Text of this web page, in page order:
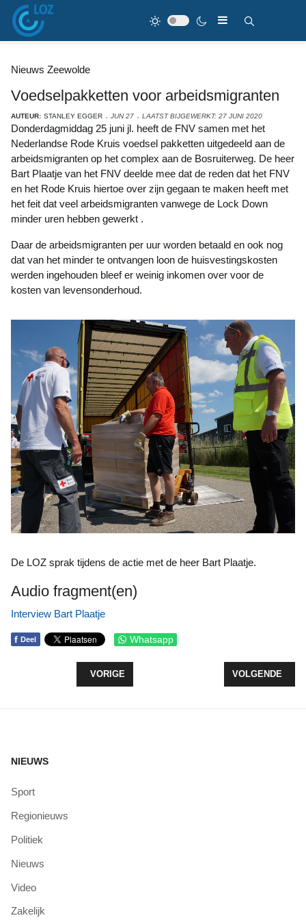
Nieuws Zeewolde
Voedselpakketten voor arbeidsmigranten
AUTEUR: STANLEY EGGER JUN 27 LAATST BIJGEWERKT: 27 JUNI 2020
Donderdagmiddag 25 juni jl. heeft de FNV samen met het
Nederlandse Rode Kruis voedsel pakketten uitgedeeld aan de
arbeidsmigranten op het complex aan de Bosruiterweg. De heer
Bart Plaatje van het FNV deelde mee dat de reden dat het FNV
en het Rode Kruis hiertoe over zijn gegaan te maken heeft met
het feit dat veel arbeidsmigranten vanwege de Lock Down
minder uren hebben gewerkt .
Daar de arbeidsmigranten per uur worden betaald en ook nog
dat van het minder te ontvangen loon de huisvestingskosten
werden ingehouden bleef er weinig inkomen over voor de
kosten van levensonderhoud.
De LOZ sprak tijdens de actie met de heer Bart Plaatje.
Audio fragment(en)
Interview Bart Plaatje
f Deel Whatsapp
VORIG ARTIKEL: STEUN VOOR
VORIGE VOLGENDE
VOLGENDE
NIEUWS
Sport
Regionieuws
Politiek
Nieuws
Video
Zakelijk